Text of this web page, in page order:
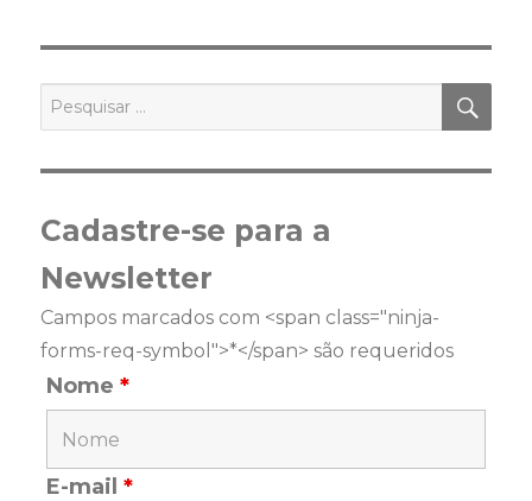
por:
Cadastre-se para a
Newsletter
Campos marcados com <span class="ninja-
forms-req-symbol">*</span> são requeridos
Nome*
E-mail*